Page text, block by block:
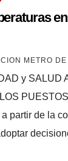
METRO
y SALUD
partir de la